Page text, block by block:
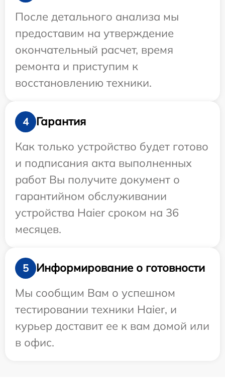
После детального анализа мы
предоставим на утверждение
окончательный расчет, время
ремонта и приступим к
восстановлению техники.
4
Гарантия
Как только устройство будет готово
и подписания акта выполненных
работ Вы получите документ о
гарантийном обслуживании
устройства Haier сроком на 36
месяцев.
5
Информирование о готовности
Мы сообщим Вам о успешном
тестировании техники Haier, и
курьер доставит ее к вам домой или
в офис.